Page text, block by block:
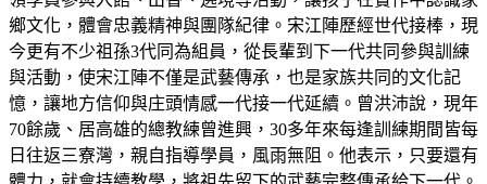
鄉文化，體會忠義精神與團隊紀律。宋江陣歷經世代接棒，現
今更有不少祖孫3代同為組員，從長輩到下一代共同參與訓練
與活動，使宋江陣不僅是武藝傳承，也是家族共同的文化記
憶，讓地方信仰與庄頭情感一代接一代延續。曾洪沛說，現年
70餘歲、居高雄的總教練曾進興，30多年來每逢訓練期間皆每
日往返三寮灣，親自指導學員，風雨無阻。他表示，只要還有